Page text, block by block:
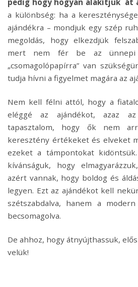
a különbség: ha a
ajándékra – mondjuk egy szép
megoldás, hogy elkezdjük
mert nem fér be az ünnepi
„csomagolópapírra” van
tudja hívni a figyelmet magára az
Nem kell félni attól, hogy a
eléggé az ajándékot, azaz
tapasztalom, hogy ők nem
keresztény értékeket és elveket
ezeket a támpontokat
kívánságuk, hogy
azért vannak, hogy boldog és
legyen. Ezt az ajándékot kell
szétszabdalva, hanem a
becsomagolva.
De ahhoz, hogy átnyújthassuk,
velük!